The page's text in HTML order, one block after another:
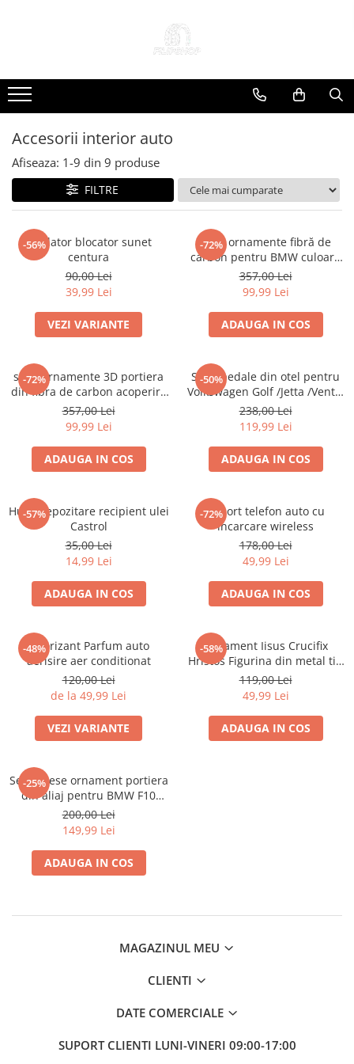
Anvelope
Anvelope Reconstruite
Anvelope Second-Hand
Anvelope SH iarna
Anvelope SH vara
Capace Jante
Jante NOI
Jante Second-Hand
Accesorii Auto
Accesorii Exterior Auto
Brelocuri
Huse Scaun
Inele de Ghidaj
Întreținere Auto
Pistoale de curatat (tornadoare)
Pistoale Profesionale
Piese de schimb
Solutii
Solutii interior auto
Scule și Unelte
Accesorii scule
Scule Vopsitorie
Scule Vulcanizare
Accesorii Telefon
Aparate premium
Instrumente de scris premium
Ștampile
Accesorii interior auto
Afiseaza: 1-9 din 9 produse
FILTRE
-56%
Anulator blocator sunet
centura
90,00 Lei
39,99 Lei
VEZI VARIANTE
-72%
set 4 ornamente fibră de
carbon pentru BMW culoare
M
357,00 Lei
99,99 Lei
ADAUGA IN COS
-72%
set 2 ornamente 3D portiera
din fibra de carbon acoperire
butoane BMW
357,00 Lei
99,99 Lei
ADAUGA IN COS
-50%
Set 4 pedale din otel pentru
Volkswagen Golf /Jetta /Vento,
volan dreapta
238,00 Lei
119,99 Lei
ADAUGA IN COS
-57%
Husa depozitare recipient ulei
Castrol
35,00 Lei
14,99 Lei
ADAUGA IN COS
-72%
Suport telefon auto cu
incarcare wireless
178,00 Lei
49,99 Lei
ADAUGA IN COS
-48%
Odorizant Parfum auto
aerisire aer conditionat
120,00 Lei
de la 49,99 Lei
VEZI VARIANTE
-58%
Ornament Iisus Crucifix
Hristos Figurina din metal tip
cruce
119,00 Lei
49,99 Lei
ADAUGA IN COS
-25%
Set 4 piese ornament portiera
din aliaj pentru BMW F10
seria 5 2011>2017
200,00 Lei
149,99 Lei
ADAUGA IN COS
MAGAZINUL MEU
CLIENTI
DATE COMERCIALE
SUPORT CLIENTI LUNI-VINERI 09:00-17:00